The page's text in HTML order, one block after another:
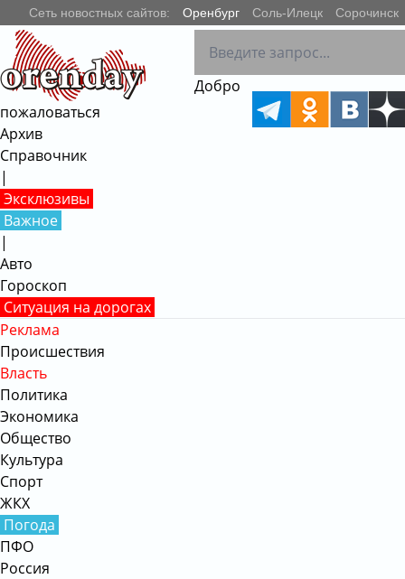
Сеть новостных сайтов: Оренбург Соль-Илецк Сорочинск
РЕКЛАМА • 18+
Добро
пожаловаться
Архив
Справочник
|
Эксклюзивы
Важное
|
Авто
Гороскоп
Ситуация на дорогах
Реклама
Происшествия
Власть
Политика
Экономика
Общество
Культура
Спорт
ЖКХ
Погода
ПФО
Россия